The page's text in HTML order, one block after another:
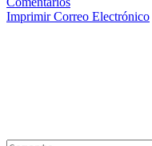
Imprimir Correo Electrónico